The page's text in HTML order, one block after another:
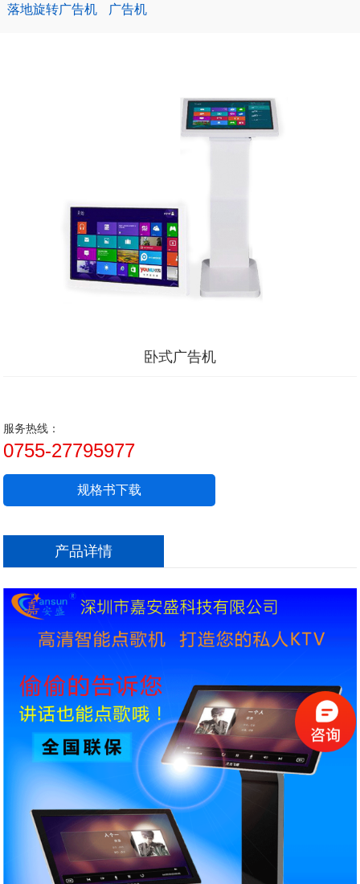
落地旋转广告机
广告机
卧式广告机
服务热线：
0755-27795977
规格书下载
产品详情